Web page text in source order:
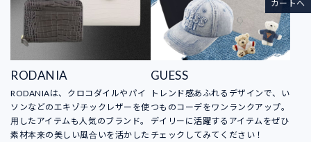
RODANIA
RODANIAは、クロコダイルやパイ
ソンなどのエキゾチックレザーを使
用したアイテムも人気のブランド。
素材本来の美しい風合いを活かした
GUESS
トレンド感あふれるデザインで、い
つものコーデをワンランクアップ。
デイリーに活躍するアイテムをぜひ
チェックしてみてください！
カートへ